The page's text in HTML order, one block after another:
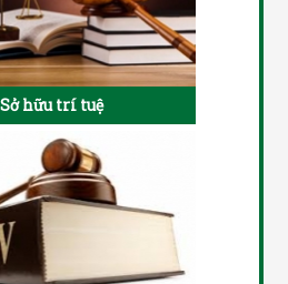
Sở hữu trí tuệ